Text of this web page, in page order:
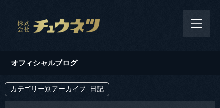
オフィシャルブログ
カテゴリー別アーカイブ: 日記